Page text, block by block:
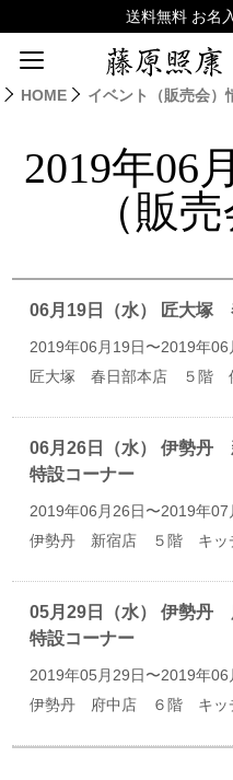
HOME イベント（販売会）
2019年06
（販
06月19日（水） 匠大
2019年06月19日〜2019年06
匠大塚 春日部本店 ５階
06月26日（水） 伊勢
特設コーナー
2019年06月26日〜2019年07
伊勢丹 新宿店 ５階 キッ
05月29日（水） 伊勢
特設コーナー
2019年05月29日〜2019年06
伊勢丹 府中店 ６階 キッ